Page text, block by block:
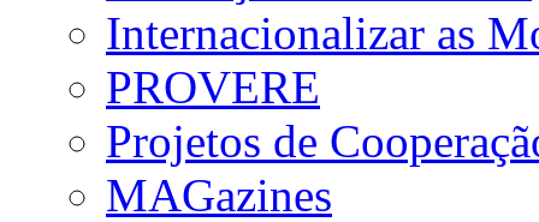
Internacionalizar as
PROVERE
Projetos de
MAGazines